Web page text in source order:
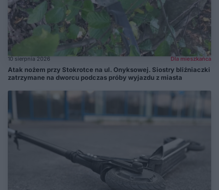
10 sierpnia 2026 Dla mieszkańca
Atak nożem przy Stokrotce na ul. Onyksowej. Siostry bliźniaczki
zatrzymane na dworcu podczas próby wyjazdu z miasta